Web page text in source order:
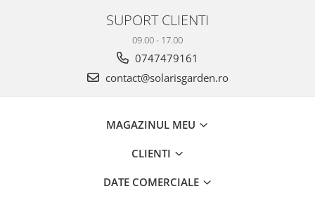
SUPORT CLIENTI
09.00 - 17.00
0747479161
contact@solarisgarden.ro
MAGAZINUL MEU
CLIENTI
DATE COMERCIALE